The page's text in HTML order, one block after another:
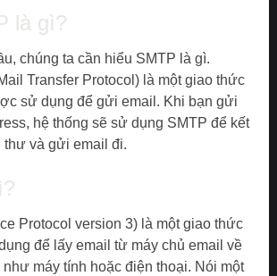
là gì?
chúng ta cần hiểu SMTP là gì.
Transfer Protocol) là một giao thức
sử dụng để gửi email. Khi bạn gửi
hệ thống sẽ sử dụng SMTP để kết
thư và gửi email đi.
Protocol version 3) là một giao thức
để lấy email từ máy chủ email về
máy tính hoặc điện thoại. Nói một